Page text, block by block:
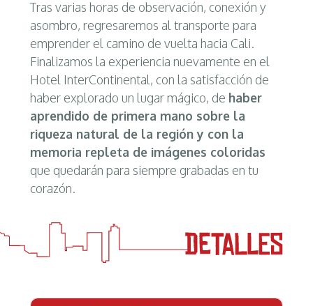
Tras varias horas de observación, conexión y
asombro, regresaremos al transporte para
emprender el camino de vuelta hacia Cali.
Finalizamos la experiencia nuevamente en el
Hotel InterContinental, con la satisfacción de
haber explorado un lugar mágico, de haber
aprendido de primera mano sobre la
riqueza natural de la región y con la
memoria repleta de imágenes coloridas
que quedarán para siempre grabadas en tu
corazón.